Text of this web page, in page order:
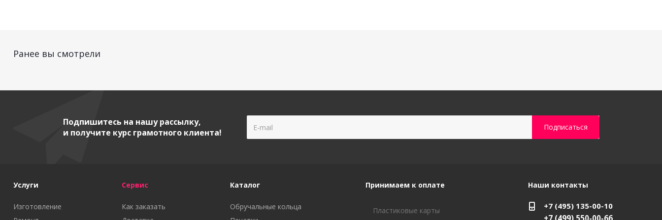
Ранее вы смотрели
Подпишитесь на нашу рассылку,
и получите курс грамотного клиента!
Услуги
Изготовление
Сервис
Как заказать
Каталог
Обручальные кольца
Принимаем к оплате
Пластиковые карты
Наши контакты
+7 (495) 135-00-10
+7 (499) 550-00-66